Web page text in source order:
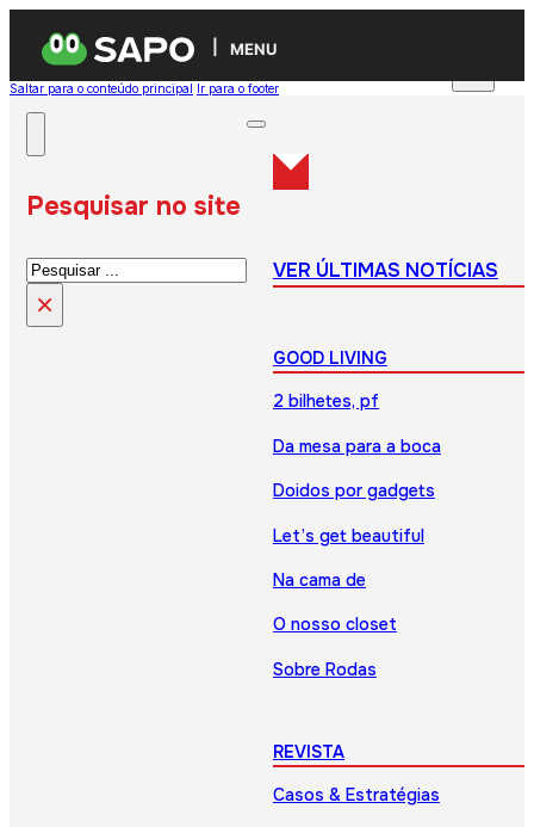
MENU
Saltar para o conteúdo principal Ir para o footer
Pesquisar no site
Pesquisar
×
VER ÚLTIMAS NOTÍCIAS
GOOD LIVING
2 bilhetes, pf
Da mesa para a boca
Doidos por gadgets
Let’s get beautiful
Na cama de
O nosso closet
Sobre Rodas
REVISTA
Casos & Estratégias